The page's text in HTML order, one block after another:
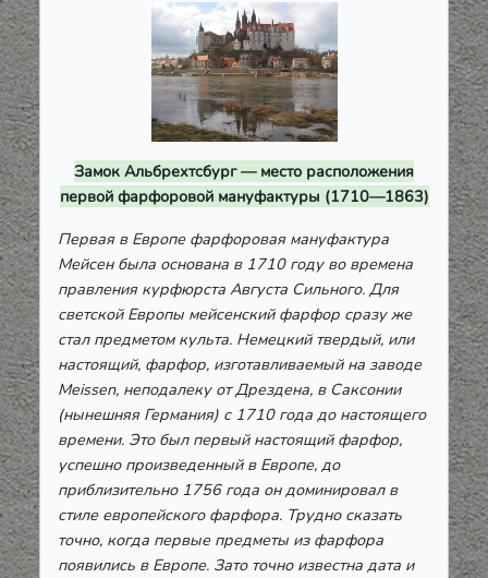
Замок Альбрехтсбург — место расположения
первой фарфоровой мануфактуры (1710—1863)
Первая в Европе фарфоровая мануфактура
Мейсен была основана в 1710 году во времена
правления курфюрста Августа Сильного. Для
светской Европы мейсенский фарфор сразу же
стал предметом культа. Немецкий твердый, или
настоящий, фарфор, изготавливаемый на заводе
Meissen, неподалеку от Дрездена, в Саксонии
(нынешняя Германия) с 1710 года до настоящего
времени. Это был первый настоящий фарфор,
успешно произведенный в Европе, до
приблизительно 1756 года он доминировал в
стиле европейского фарфора. Трудно сказать
точно, когда первые предметы из фарфора
появились в Европе. Зато точно известна дата и